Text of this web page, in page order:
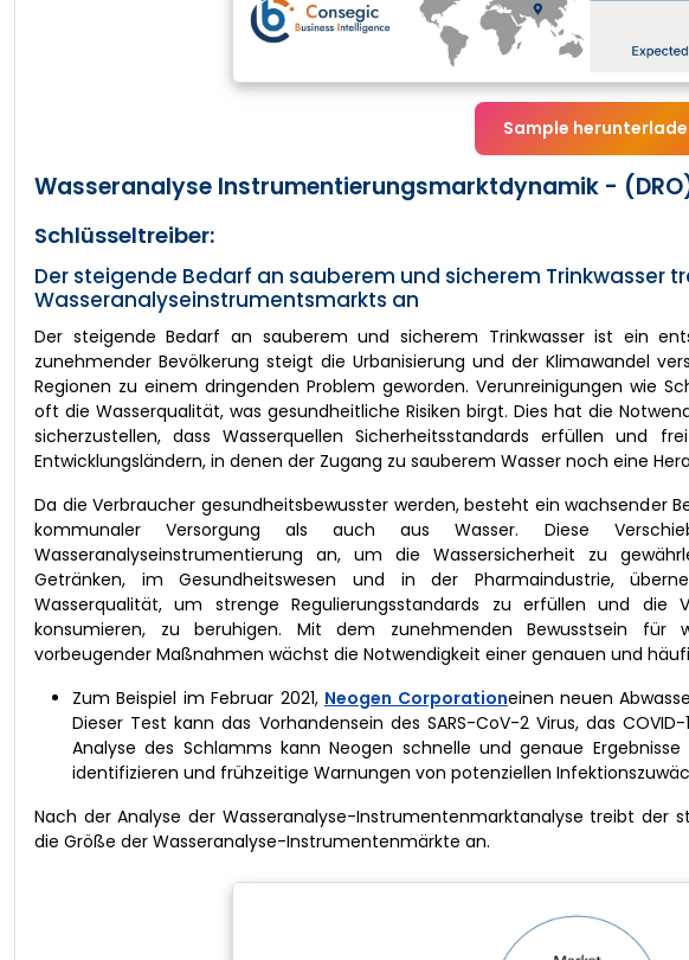
Sample
Wasseranalyse Instrumentierungsmarktdynamik -
Schlüsseltreiber:
Der steigende Bedarf an sauberem und sicherem Trinkwasser
Wasseranalyseinstrumentsmarkts an
Der steigende Bedarf an sauberem und sicherem Trinkwasser ist ein
zunehmender Bevölkerung steigt die Urbanisierung und der Klimawandel
Regionen zu einem dringenden Problem geworden. Verunreinigungen wie
oft die Wasserqualität, was gesundheitliche Risiken birgt. Dies hat die
sicherzustellen, dass Wasserquellen Sicherheitsstandards erfüllen und
Entwicklungsländern, in denen der Zugang zu sauberem Wasser noch eine
Da die Verbraucher gesundheitsbewusster werden, besteht ein wachsender
kommunaler Versorgung als auch aus Wasser. Diese
Wasseranalyseinstrumentierung an, um die Wassersicherheit zu
Getränken, im Gesundheitswesen und in der Pharmaindustrie,
Wasserqualität, um strenge Regulierungsstandards zu erfüllen und
konsumieren, zu beruhigen. Mit dem zunehmenden Bewusstsein für
vorbeugender Maßnahmen wächst die Notwendigkeit einer genauen und
Zum Beispiel im Februar 2021, Neogen Corporationeinen neuen
Dieser Test kann das Vorhandensein des SARS-CoV-2 Virus, das
Analyse des Schlamms kann Neogen schnelle und genaue
identifizieren und frühzeitige Warnungen von potenziellen
Nach der Analyse der Wasseranalyse-Instrumentenmarktanalyse treibt der
die Größe der Wasseranalyse-Instrumentenmärkte an.